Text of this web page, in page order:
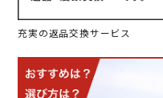
充実の返品交換サービス